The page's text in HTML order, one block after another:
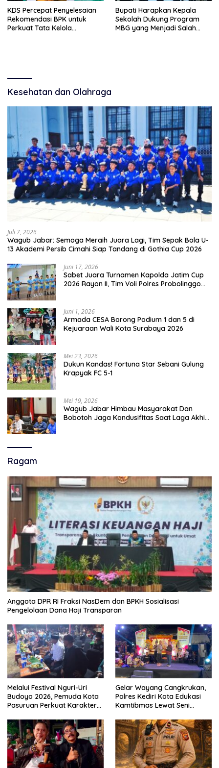
KDS Percepat Penyelesaian
Rekomendasi BPK untuk
Perkuat Tata Kelola
Bupati Harapkan Kepala
Sekolah Dukung Program
MBG yang Menjadi Salah
Kesehatan dan Olahraga
Juli 7, 2026
Wagub Jabar: Semoga Meraih Juara Lagi, Tim Sepak Bola U-
13 Akademi Persib Cimahi Siap Tandang di Gothia Cup 2026
Juni 17, 2026
Sabet Juara Turnamen Kapolda Jatim Cup
2026 Rayon II, Tim Voli Polres Probolinggo
Juni 1, 2026
Armada CESA Borong Podium 1 dan 5 di
Kejuaraan Wali Kota Surabaya 2026
Mei 23, 2026
Dukun Kandas! Fortuna Star Sebani Gulung
Krapyak FC 5-1
Mei 19, 2026
Wagub Jabar Himbau Masyarakat Dan
Bobotoh Jaga Kondusifitas Saat Laga Akhir
Ragam
Anggota DPR RI Fraksi NasDem dan BPKH Sosialisasi
Pengelolaan Dana Haji Transparan
Melalui Festival Nguri-Uri
Budoyo 2026, Pemuda Kota
Pasuruan Perkuat Karakter
Narkoba
Gelar Wayang Cangkrukan,
Polres Kediri Kota Edukasi
Kamtibmas Lewat Seni